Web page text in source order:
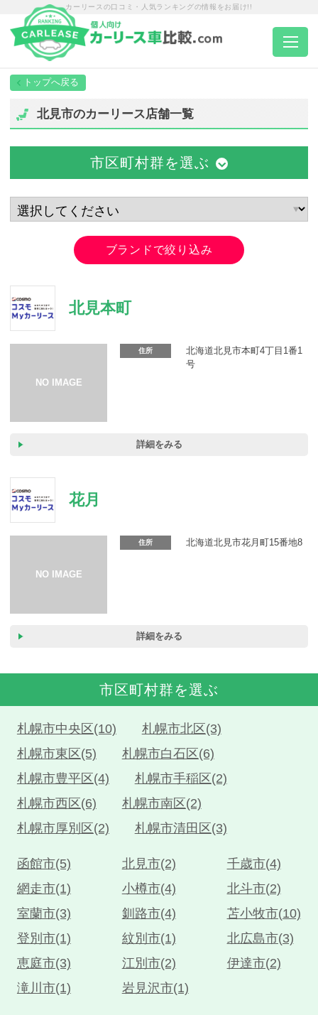
カーリースの口コミ・人気ランキングの情報をお届け!!
トップページ
エリア別ランキング
エリア別店舗一覧
カーリース体験談
北見市のカーリース店舗一覧
市区町村群を選ぶ
ブランドで絞り込み
北見本町
住所
北海道北見市本町4丁目1番1
号
詳細をみる
花月
住所 北海道北見市花月町15番地8
詳細をみる
市区町村群を選ぶ
札幌市中央区(10)
札幌市北区(3)
札幌市東区(5)
札幌市白石区(6)
札幌市豊平区(4)
札幌市手稲区(2)
札幌市西区(6)
札幌市南区(2)
札幌市厚別区(2)
札幌市清田区(3)
函館市(5) 北見市(2)
千歳市(4)
網走市(1)
小樽市(4)
北斗市(2)
室蘭市(3)
釧路市(4)
苫小牧市(10)
登別市(1)
紋別市(1)
北広島市(3)
恵庭市(3)
江別市(2)
伊達市(2)
滝川市(1)
岩見沢市(1)